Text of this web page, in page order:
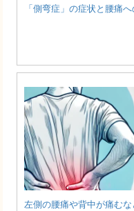
「側弯症」の症状と腰痛
左側の腰痛や背中が痛む